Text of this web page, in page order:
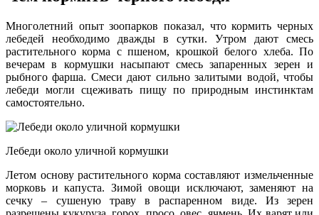
Многолетний опыт зоопарков показал, что кормить черных
лебедей необходимо дважды в сутки. Утром дают смесь
растительного корма с пшеном, крошкой белого хлеба. По
вечерам в кормушки насыпают смесь запаренных зерен и
рыбного фарша. Смеси дают сильно залитыми водой, чтобы
лебеди могли сцеживать пищу по природным инстинктам
самостоятельно.
Лебеди около уличной кормушки
Летом основу растительного корма составляют измельченные
морковь и капуста. Зимой овощи исключают, заменяют на
сечку – сушеную траву в распаренном виде. Из зерен